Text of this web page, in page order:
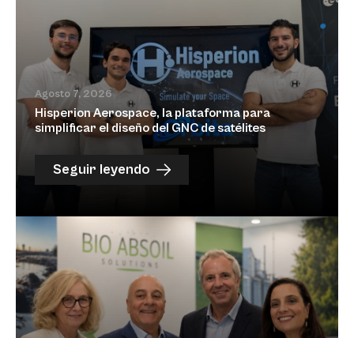
Agosto 7, 2026
Hisperion Aerospace, la plataforma para
simplificar el diseño del GNC de satélites
Seguir leyendo